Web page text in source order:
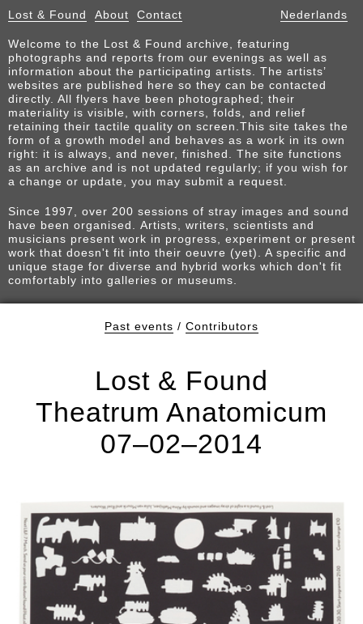
Lost & Found About Contact Nederlands
Welcome to the Lost & Found archive, featuring
photographs and reports from our evenings as well as
information about the participating artists. The artists’
websites are published here so they can be contacted
directly. All flyers have been photographed; their
materiality is visible, with corners, folds, and relief
retaining their tactile quality on screen.This site takes the
form of a growth model and behaves as a work in its own
right: it is always, and never, finished. The site functions
as an archive and is not updated regularly; if you wish for
a change or update, you may submit a request.
Since 1997, over 200 sessions of stray images and sound
have been organised. Artists, writers, scientists and
musicians present work in progress, experiment or present
work that doesn't fit into their oeuvre (yet). A specific and
unique stage for diverse and hybrid works which don't fit
comfortably into galleries or museums.
Past events / Contributors
Lost & Found
Theatrum Anatomicum
07–02–2014